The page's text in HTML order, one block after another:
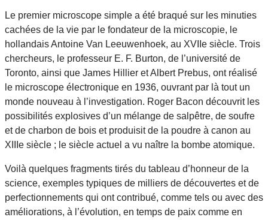
Le premier microscope simple a été braqué sur les minuties
cachées de la vie par le fondateur de la microscopie, le
hollandais Antoine Van Leeuwenhoek, au XVIIe siècle. Trois
chercheurs, le professeur E. F. Burton, de l’université de
Toronto, ainsi que James Hillier et Albert Prebus, ont réalisé
le microscope électronique en 1936, ouvrant par là tout un
monde nouveau à l’investigation. Roger Bacon découvrit les
possibilités explosives d’un mélange de salpêtre, de soufre
et de charbon de bois et produisit de la poudre à canon au
XIIIe siècle ; le siècle actuel a vu naître la bombe atomique.
Voilà quelques fragments tirés du tableau d’honneur de la
science, exemples typiques de milliers de découvertes et de
perfectionnements qui ont contribué, comme tels ou avec des
améliorations, à l’évolution, en temps de paix comme en